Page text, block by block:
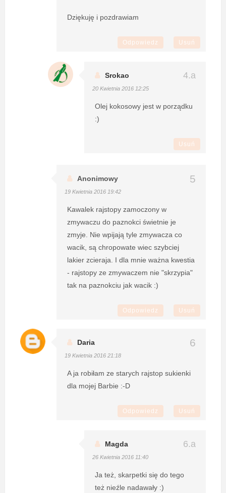
Dziękuję i pozdrawiam
Odpowiedz Usuń
Srokao
20 Kwietnia 2016 12:25
Olej kokosowy jest w porządku
:)
Usuń
Anonimowy
19 Kwietnia 2016 19:42
Kawalek rajstopy zamoczony w
zmywaczu do paznokci świetnie je
zmyje. Nie wpijają tyle zmywacza co
wacik, są chropowate wiec szybciej
lakier zcieraja. I dla mnie ważna kwestia
- rajstopy ze zmywaczem nie "skrzypia"
tak na paznokciu jak wacik :)
Odpowiedz Usuń
Daria
19 Kwietnia 2016 21:18
A ja robiłam ze starych rajstop sukienki
dla mojej Barbie :-D
Odpowiedz Usuń
Magda
26 Kwietnia 2016 11:40
Ja też, skarpetki się do tego
też nieźle nadawały :)